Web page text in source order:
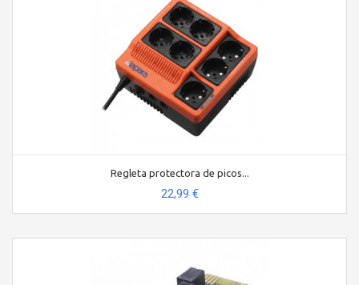
Regleta protectora de picos...
22,99 €